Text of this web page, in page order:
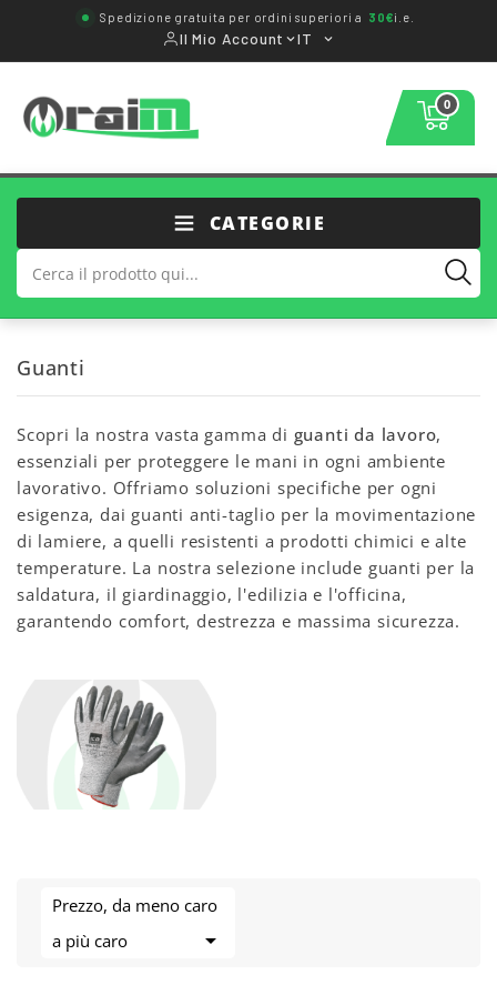
Spedizione gratuita per ordini superiori a 30€i.e.
Il Mio Account IT
0
CATEGORIE
Guanti
Scopri la nostra vasta gamma di guanti da lavoro,
essenziali per proteggere le mani in ogni ambiente
lavorativo. Offriamo soluzioni specifiche per ogni
esigenza, dai guanti anti-taglio per la movimentazione
di lamiere, a quelli resistenti a prodotti chimici e alte
temperature. La nostra selezione include guanti per la
saldatura, il giardinaggio, l'edilizia e l'officina,
garantendo comfort, destrezza e massima sicurezza.
Prezzo, da meno caro
a più caro
